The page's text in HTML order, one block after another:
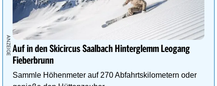
Auf in den Skicircus Saalbach Hinterglemm Leogang
Fieberbrunn
Sammle Höhenmeter auf 270 Abfahrtskilometern oder